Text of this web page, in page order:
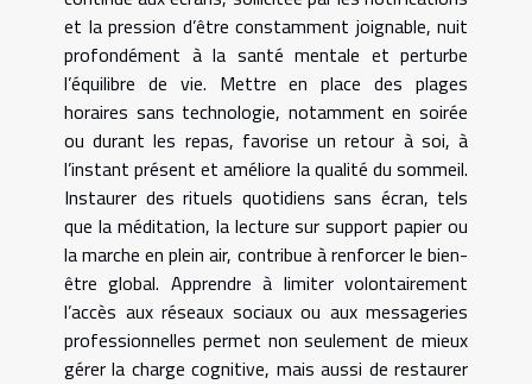
et la pression d’être constamment joignable, nuit
profondément à la santé mentale et perturbe
l’équilibre de vie. Mettre en place des plages
horaires sans technologie, notamment en soirée
ou durant les repas, favorise un retour à soi, à
l’instant présent et améliore la qualité du sommeil.
Instaurer des rituels quotidiens sans écran, tels
que la méditation, la lecture sur support papier ou
la marche en plein air, contribue à renforcer le bien-
être global. Apprendre à limiter volontairement
l’accès aux réseaux sociaux ou aux messageries
professionnelles permet non seulement de mieux
gérer la charge cognitive, mais aussi de restaurer